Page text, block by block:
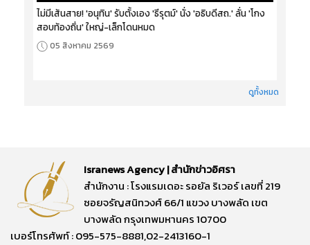
ไม่มีเส้นสาย! 'อนุทิน' รับตั้งเอง 'ธีรุตม์' นั่ง 'อธิบดีสถ.' ลั่น 'โกง
สอบท้องถิ่น' ใหญ่-เล็กโดนหมด
05 สิงหาคม 2569
ดูทั้งหมด
Isranews Agency | สำนักข่าวอิศรา
สำนักงาน : โรงแรมเดอะ รอยัล ริเวอร์ เลขที่ 219
ซอยจรัญสนิทวงศ์ 66/1 แขวง บางพลัด เขต
บางพลัด กรุงเทพมหานคร 10700
เบอร์โทรศัพท์ : 095-575-8881,02-2413160-1